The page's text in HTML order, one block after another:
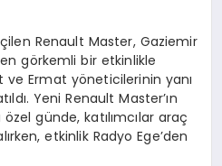
Renault Master, Gaziemir
görkemli bir etkinlikle
ve Ermat yöneticilerinin yanı
Yeni Renault Master’ın
özel günde, katılımcılar araç
etkinlik Radyo Ege’den